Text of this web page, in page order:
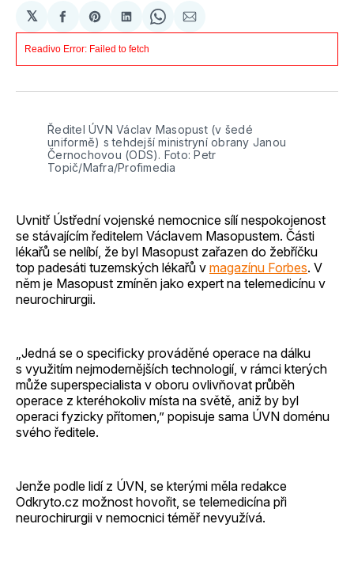
𝕏
Sdílet
na
Facebooku
Share
on
Pinterest
Sdílet
na
LinkedIn
Share
on
Sdílet
e-
Ředitel ÚVN Václav Masopust (v šedé
uniformě) s tehdejší ministryní obrany Janou
Černochovou (ODS). Foto: Petr
Topič/Mafra/Profimedia
Uvnitř Ústřední vojenské nemocnice sílí nespokojenost
se stávajícím ředitelem Václavem Masopustem. Části
lékařů se nelíbí, že byl Masopust zařazen do žebříčku
top padesáti tuzemských lékařů v magazínu Forbes. V
něm je Masopust zmíněn jako expert na telemedicínu v
neurochirurgii.
„Jedná se o specificky prováděné operace na dálku
s využitím nejmodernějších technologií, v rámci kterých
může superspecialista v oboru ovlivňovat průběh
operace z kteréhokoliv místa na světě, aniž by byl
operaci fyzicky přítomen,” popisuje sama ÚVN doménu
svého ředitele.
Jenže podle lidí z ÚVN, se kterými měla redakce
Odkryto.cz možnost hovořit, se telemedicína při
neurochirurgii v nemocnici téměř nevyužívá.